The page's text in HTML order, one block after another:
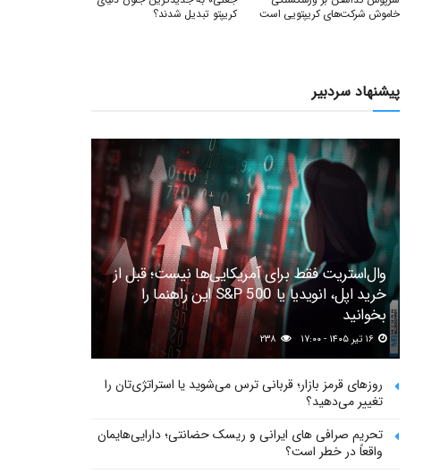
خاموش شرکت‌های کریپتویی است
کریپتو تبدیل شدند؟
پیشنهاد سردبیر
وال‌استریت فقط برای آمریکایی‌ها نیست؛ قبل از
خرید اپل، انویدیا یا S&P 500 این راهنما را
بخوانید
روزهای قرمز بازار؛ قربانی ترس می‌شوید یا استراتژی‌تان را
تغییر می‌دهید؟
تحریم صرافی های ایرانی و ریسک حضانتی؛ دارایی‌هایمان
واقعاً در خطر است؟